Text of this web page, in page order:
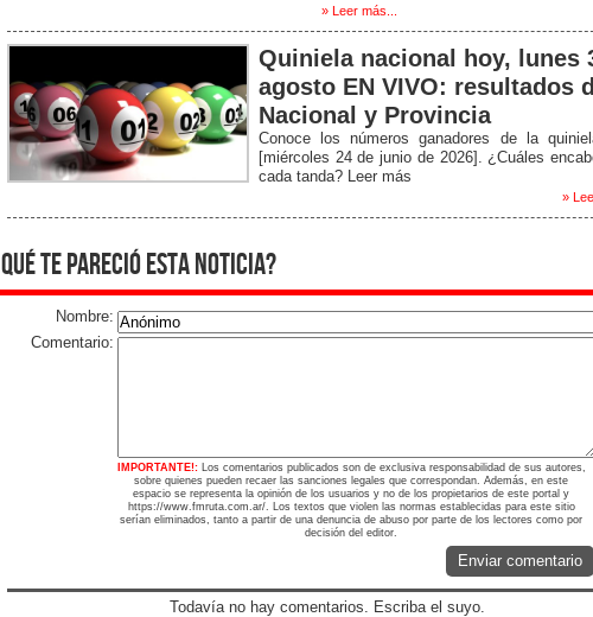
» Leer más...
Quiniela nacional hoy, lunes
agosto EN VIVO: resultados
Nacional y Provincia
Conoce los números ganadores de la
[miércoles 24 de junio de 2026]. ¿Cuáles
cada tanda? Leer más
»
qué te pareció esta noticia?
Nombre:
Comentario:
IMPORTANTE!: Los comentarios publicados son de exclusiva responsabilidad de sus autores,
sobre quienes pueden recaer las sanciones legales que correspondan. Además, en este
espacio se representa la opinión de los usuarios y no de los propietarios de este portal y
https://www.fmruta.com.ar/. Los textos que violen las normas establecidas para este sitio
serían eliminados, tanto a partir de una denuncia de abuso por parte de los lectores como por
decisión del editor.
Enviar comentario
Todavía no hay comentarios. Escriba el suyo.